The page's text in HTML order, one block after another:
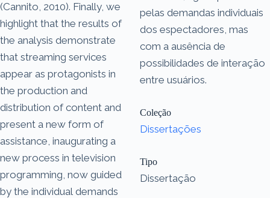
(Cannito, 2010). Finally, we
highlight that the results of
the analysis demonstrate
that streaming services
appear as protagonists in
the production and
distribution of content and
present a new form of
assistance, inaugurating a
new process in television
programming, now guided
by the individual demands
pelas demandas individuais
dos espectadores, mas
com a ausência de
possibilidades de interação
entre usuários.
Coleção
Dissertações
Tipo
Dissertação